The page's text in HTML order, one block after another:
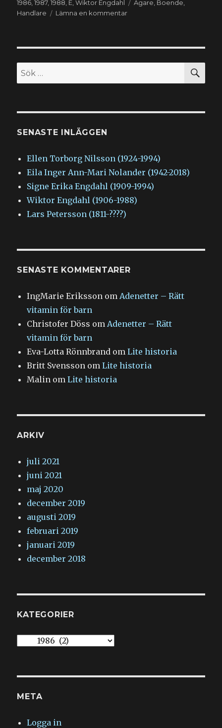
1986,1987,1988, E,Wiktor Engdahl Etiketter
Ägare, Boende,
Handlare
Lämna en kommentartill
Sök
efter:
SENASTE INLÄGGEN
Ellen Torborg Nilsson (1924-1994)
Eila Inger Ann-Mari Nolander (1942-2018)
Signe Erika Engdahl (1909-1994)
Wiktor Engdahl (1906-1988)
Lars Petersson (1811-????)
SENASTE KOMMENTARER
IngMarie Eriksson om Adenetter – Rätt
vitamin för barn
Christofer Döss om Adenetter – Rätt
vitamin för barn
Eva-Lotta Rönnbrand omLite historia
Britt Svensson omLite historia
Malin omLite historia
ARKIV
juli 2021
juni 2021
maj 2020
december 2019
augusti 2019
februari 2019
januari 2019
december 2018
KATEGORIER
Kategorier
META
Logga in